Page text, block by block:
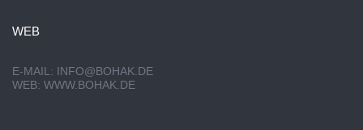
WEB
E-MAIL: INFO@BOHAK.DE
WEB: WWW.BOHAK.DE